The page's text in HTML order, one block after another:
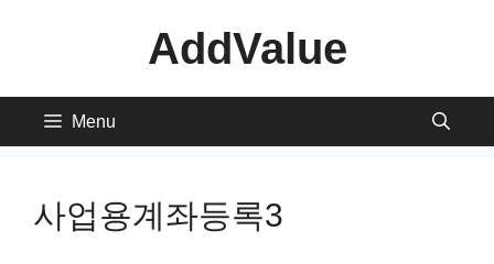
AddValue
Menu
사업용계좌등록3